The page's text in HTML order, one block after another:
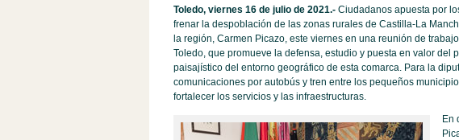
Toledo, viernes 16 de julio de 2021.-Ciudadanos apuesta por
frenar la despoblación de las zonas rurales de Castilla-La
la región, Carmen Picazo, este viernes en una reunión de
Toledo, que promueve la defensa, estudio y puesta en valor del
paisajístico del entorno geográfico de esta comarca. Para la
comunicaciones por autobús y tren entre los pequeños
fortalecer los servicios y las infraestructuras.
En